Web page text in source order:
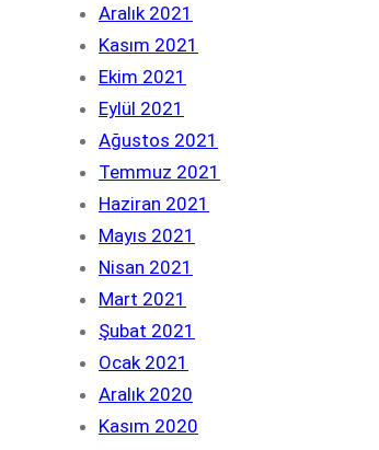
Aralık 2021
Kasım 2021
Ekim 2021
Eylül 2021
Ağustos 2021
Temmuz 2021
Haziran 2021
Mayıs 2021
Nisan 2021
Mart 2021
Şubat 2021
Ocak 2021
Aralık 2020
Kasım 2020